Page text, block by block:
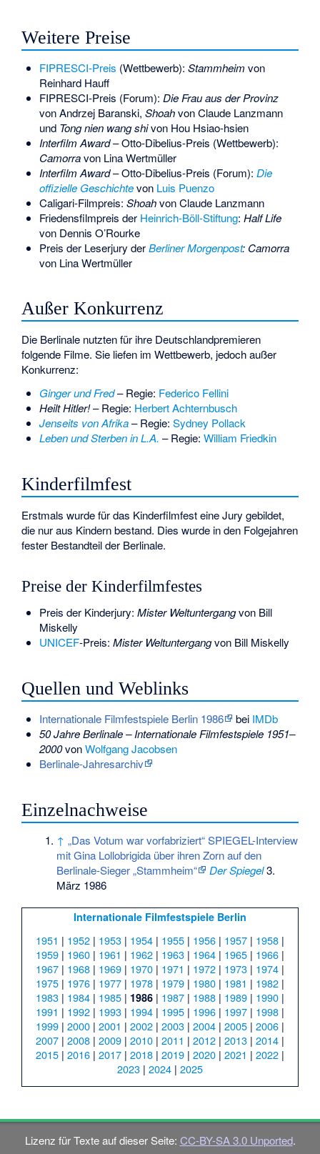
Weitere Preise
FIPRESCI-Preis (Wettbewerb): Stammheim von
Reinhard Hauff
FIPRESCI-Preis (Forum): Die Frau aus der Provinz
vonAndrzej Baranski, Shoahvon Claude Lanzmann
und Tong nien wang shivon Hou Hsiao-hsien
Interfilm Award– Otto-Dibelius-Preis (Wettbewerb):
Camorravon Lina Wertmüller
Interfilm Award– Otto-Dibelius-Preis (Forum): Die
offizielle Geschichtevon Luis Puenzo
Caligari-Filmpreis: Shoahvon Claude Lanzmann
Friedensfilmpreis der Heinrich-Böll-Stiftung: Half Life
von Dennis O’Rourke
Preis der Leserjury derBerliner Morgenpost: Camorra
von Lina Wertmüller
Außer Konkurrenz
Die Berlinale nutzten für ihre Deutschlandpremieren
folgende Filme. Sie liefen im Wettbewerb, jedoch außer
Konkurrenz:
Ginger und Fred– Regie: Federico Fellini
Heilt Hitler!– Regie: Herbert Achternbusch
Jenseits von Afrika– Regie: Sydney Pollack
Leben und Sterben in L.A. – Regie: William Friedkin
Kinderfilmfest
Erstmals wurde für das Kinderfilmfest eine Jury gebildet,
die nur aus Kindern bestand. Dies wurde in den Folgejahren
fester Bestandteil der Berlinale.
Preise der Kinderfilmfestes
Preis der Kinderjury: Mister Weltuntergangvon Bill
Miskelly
UNICEF-Preis: Mister Weltuntergangvon Bill Miskelly
Quellen und Weblinks
Internationale Filmfestspiele Berlin 1986 bei IMDb
50 Jahre Berlinale – Internationale Filmfestspiele 1951–
2000vonWolfgang Jacobsen
Berlinale-Jahresarchiv
Einzelnachweise
↑ „Das Votum war vorfabriziert“ SPIEGEL-Interview
mit Gina Lollobrigida über ihren Zorn auf den
Berlinale-Sieger „Stammheim“
Der Spiegel3.
März 1986
Internationale Filmfestspiele Berlin
1951 | 1952 | 1953 | 1954 | 1955 | 1956 | 1957 | 1958 |
1959 | 1960 | 1961 | 1962 | 1963 | 1964 | 1965 | 1966 |
1967 | 1968 | 1969 | 1970 | 1971 | 1972 | 1973 | 1974 |
1975 | 1976 | 1977 | 1978 | 1979 | 1980 | 1981 | 1982 |
1983 | 1984 | 1985 | 1986 | 1987 | 1988 | 1989 | 1990 |
1991 | 1992 | 1993 | 1994 | 1995 | 1996 | 1997 | 1998 |
1999 | 2000 | 2001 | 2002 | 2003 | 2004 | 2005 | 2006 |
2007 | 2008 | 2009 | 2010 | 2011 | 2012 | 2013 | 2014 |
2015 | 2016 | 2017 | 2018 | 2019 | 2020 | 2021 | 2022 |
2023 | 2024 | 2025
Lizenz für Texte auf dieser Seite: CC-BY-SA 3.0 Unported.